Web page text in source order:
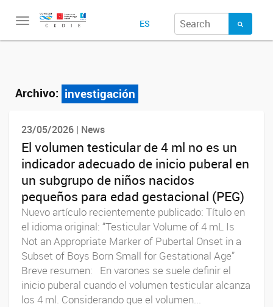
Toggle
ES
Archivo: investigación
23/05/2026 | News
El volumen testicular de 4 ml no es un
indicador adecuado de inicio puberal en
un subgrupo de niños nacidos
pequeños para edad gestacional (PEG)
Nuevo artículo recientemente publicado: Título en
el idioma original: “Testicular Volume of 4 mL Is
Not an Appropriate Marker of Pubertal Onset in a
Subset of Boys Born Small for Gestational Age”
Breve resumen: En varones se suele definir el
inicio puberal cuando el volumen testicular alcanza
los 4 ml. Considerando que el volumen...